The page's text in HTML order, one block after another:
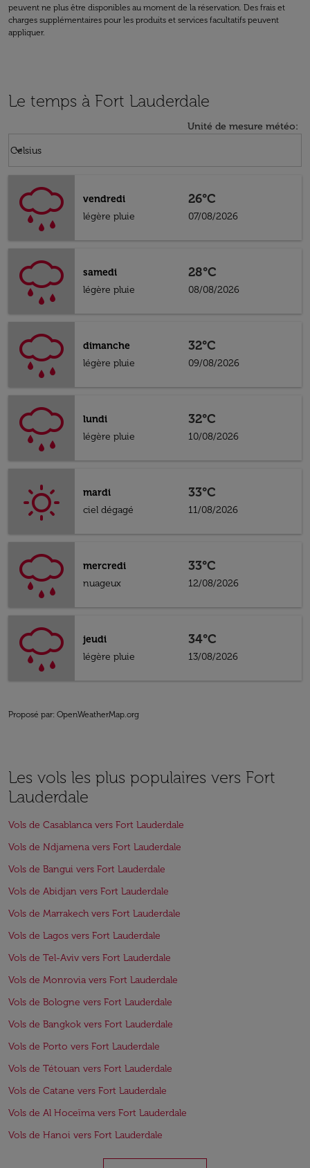
peuvent ne plus être disponibles au moment de la réservation. Des frais et
charges supplémentaires pour les produits et services facultatifs peuvent
appliquer.
Le temps à Fort Lauderdale
Unité de mesure météo:
Celsius
keyboard_arrow_down
vendredi
légère pluie
26°C
07/08/2026
samedi
légère pluie
28°C
08/08/2026
dimanche
légère pluie
32°C
09/08/2026
lundi
légère pluie
32°C
10/08/2026
mardi
ciel dégagé
33°C
11/08/2026
mercredi
nuageux
33°C
12/08/2026
jeudi
légère pluie
34°C
13/08/2026
Proposé par: OpenWeatherMap.org
Les vols les plus populaires vers Fort
Lauderdale
Vols de Casablanca vers Fort Lauderdale
Vols de Ndjamena vers Fort Lauderdale
Vols de Bangui vers Fort Lauderdale
Vols de Abidjan vers Fort Lauderdale
Vols de Marrakech vers Fort Lauderdale
Vols de Lagos vers Fort Lauderdale
Vols de Tel-Aviv vers Fort Lauderdale
Vols de Monrovia vers Fort Lauderdale
Vols de Bologne vers Fort Lauderdale
Vols de Bangkok vers Fort Lauderdale
Vols de Porto vers Fort Lauderdale
Vols de Tétouan vers Fort Lauderdale
Vols de Catane vers Fort Lauderdale
Vols de Al Hoceïma vers Fort Lauderdale
Vols de Hanoi vers Fort Lauderdale